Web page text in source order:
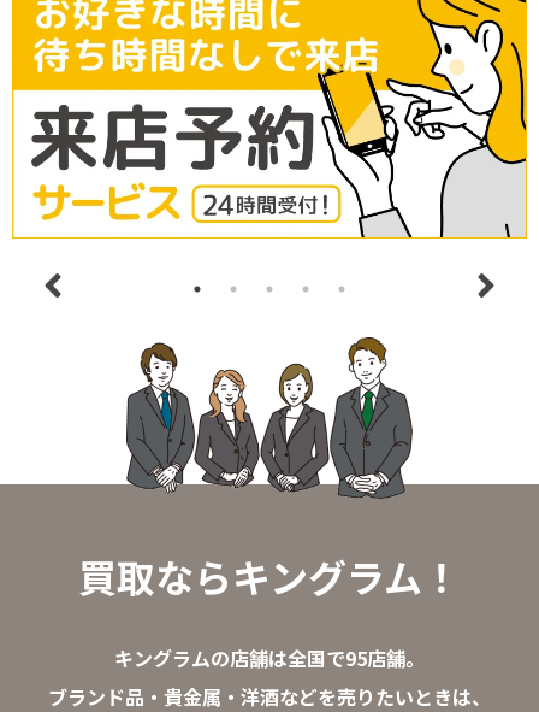
買取ならキングラム！
キングラムの店舗は全国で95店舗。
ブランド品・貴金属・洋酒などを売りたいときは、